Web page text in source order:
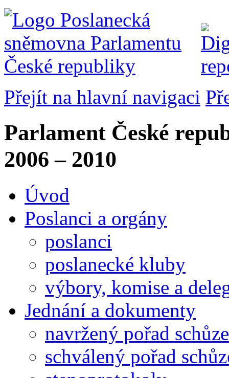
Přejít na hlavní navigaci
Parlament České
2006 – 2010
Úvod
Poslanci a orgány
poslanci
poslanecké kluby
výbory, komise a
Jednání a dokumenty
navržený pořad schůze
schválený pořad